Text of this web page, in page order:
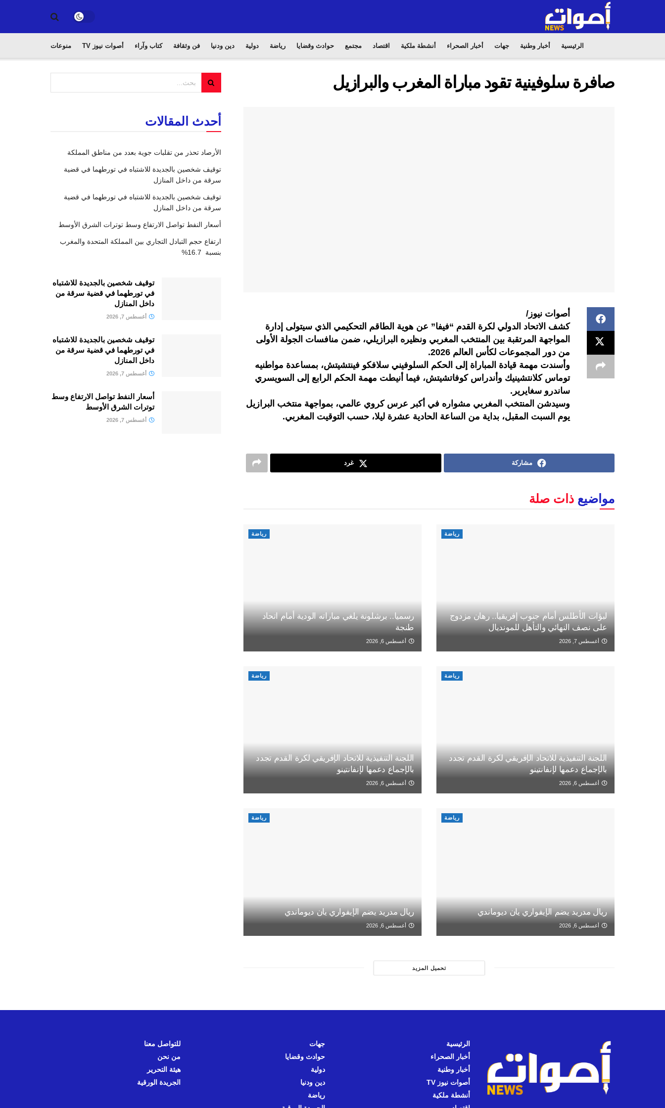
الرئيسية أخبار وطنية جهات أخبار الصحراء أنشطة ملكية اقتصاد مجتمع حوادث وقضايا رياضة دولية دين ودنيا فن وثقافة كتاب وآراء أصوات نيوز TV منوعات
صافرة سلوفينية تقود مباراة المغرب والبرازيل
أصوات نيوز/
كشف الاتحاد الدولي لكرة القدم “فيفا” عن هوية الطاقم التحكيمي الذي سيتولى إدارة
المواجهة المرتقبة بين المنتخب المغربي ونظيره البرازيلي، ضمن منافسات الجولة الأولى
من دور المجموعات لكأس العالم 2026.
وأسندت مهمة قيادة المباراة إلى الحكم السلوفيني سلافكو فينتشيتش، بمساعدة مواطنيه
توماس كلانتشينيك وأندراس كوفاتشيتش، فيما أنيطت مهمة الحكم الرابع إلى السويسري
ساندرو سغايرير.
وسيدشن المنتخب المغربي مشواره في أكبر عرس كروي عالمي، بمواجهة منتخب البرازيل
يوم السبت المقبل، بداية من الساعة الحادية عشرة ليلا، حسب التوقيت المغربي.
مشاركة غرد
مواضيع ذات صلة
رياضة
لبؤات الأطلس أمام جنوب إفريقيا.. رهان مزدوج
على نصف النهائي والتأهل للمونديال
أغسطس 7, 2026
رياضة
رسميا.. برشلونة يلغي مباراته الودية أمام اتحاد
طنجة
أغسطس 6, 2026
رياضة
اللجنة التنفيذية للاتحاد الإفريقي لكرة القدم تجدد
بالإجماع دعمها لإنفانتينو
أغسطس 6, 2026
رياضة
اللجنة التنفيذية للاتحاد الإفريقي لكرة القدم تجدد
بالإجماع دعمها لإنفانتينو
أغسطس 6, 2026
رياضة
ريال مدريد يضم الإيفواري يان ديوماندي
أغسطس 6, 2026
رياضة
ريال مدريد يضم الإيفواري يان ديوماندي
أغسطس 6, 2026
تحميل المزيد
أحدث المقالات
الأرصاد تحذر من تقلبات جوية بعدد من مناطق المملكة
توقيف شخصين بالجديدة للاشتباه في تورطهما في قضية
سرقة من داخل المنازل
توقيف شخصين بالجديدة للاشتباه في تورطهما في قضية
سرقة من داخل المنازل
أسعار النفط تواصل الارتفاع وسط توترات الشرق الأوسط
ارتفاع حجم التبادل التجاري بين المملكة المتحدة والمغرب
بنسبة 16.7%
توقيف شخصين بالجديدة للاشتباه
في تورطهما في قضية سرقة من
داخل المنازل
أغسطس 7, 2026
توقيف شخصين بالجديدة للاشتباه
في تورطهما في قضية سرقة من
داخل المنازل
أغسطس 7, 2026
أسعار النفط تواصل الارتفاع وسط
توترات الشرق الأوسط
أغسطس 7, 2026
الرئيسية
أخبار الصحراء
أخبار وطنية
أصوات نيوز TV
أنشطة ملكية
جهات
حوادث وقضايا
دولية
دين ودنيا
رياضة
للتواصل معنا
من نحن
هيئة التحرير
الجريدة الورقية